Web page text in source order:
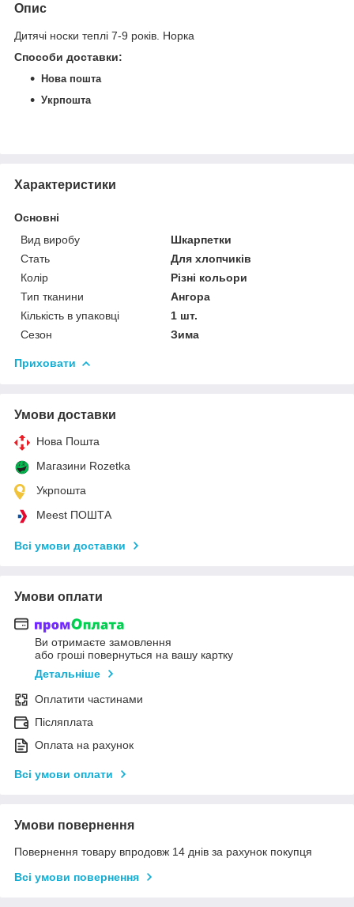
Опис
Дитячі носки теплі 7-9 років. Норка
Способи доставки:
Нова пошта
Укрпошта
Характеристики
Основні
Вид виробу
Шкарпетки
Стать
Для хлопчиків
Колір
Різні кольори
Тип тканини
Ангора
Кількість в упаковці
1 шт.
Сезон
Зима
Приховати
Умови доставки
Нова Пошта
Магазини Rozetka
Укрпошта
Meest ПОШТА
Всі умови доставки
Умови оплати
Ви отримаєте замовлення
або гроші повернуться на вашу картку
Детальніше
Оплатити частинами
Післяплата
Оплата на рахунок
Всі умови оплати
Умови повернення
Повернення товару впродовж 14 днів за рахунок покупця
Всі умови повернення